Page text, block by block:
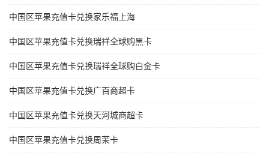
中国区苹果充值卡兑换家乐福上海
中国区苹果充值卡兑换瑞祥全球购黑卡
中国区苹果充值卡兑换瑞祥全球购白金卡
中国区苹果充值卡兑换广百商超卡
中国区苹果充值卡兑换天河城商超卡
中国区苹果充值卡兑换周茉卡